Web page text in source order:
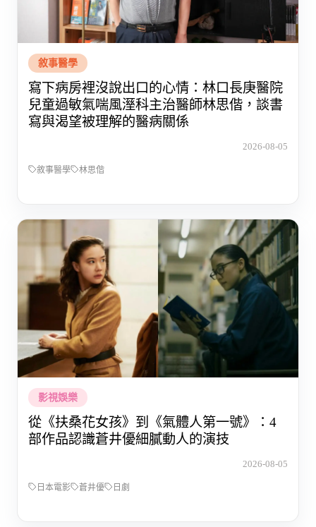
敘事醫學
寫下病房裡沒說出口的心情：林口長庚醫院
兒童過敏氣喘風溼科主治醫師林思偕，談書
寫與渴望被理解的醫病關係
2026-08-05
敘事醫學 林思偕
影視娛樂
從《扶桑花女孩》到《氣體人第一號》：4
部作品認識蒼井優細膩動人的演技
2026-08-05
日本電影 蒼井優 日劇